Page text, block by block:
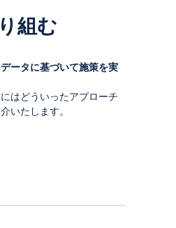
組む
ータに基づいて施策を実
はどういったアプローチ
いたします。